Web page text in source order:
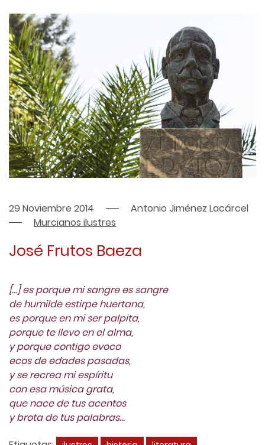
29 Noviembre 2014
Antonio Jiménez Lacárcel
Murcianos ilustres
José Frutos Baeza
[…] es porque mi sangre es sangre
de humilde estirpe huertana,
es porque en mi ser palpita,
porque te llevo en el alma,
y porque contigo evoco
ecos de edades pasadas,
y se recrea mi espíritu
con esa música grata,
que nace de tus acentos
y brota de tus palabras…